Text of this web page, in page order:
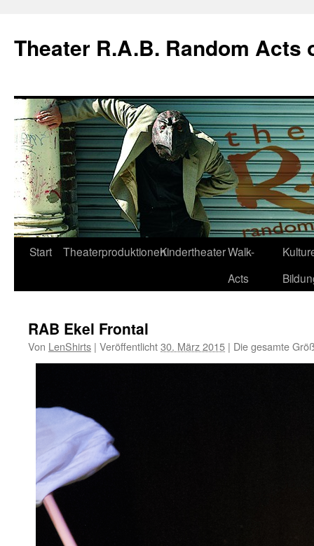
Theater R.A.B. Random Acts
Zum
Start TheaterproduktionenKindertheaterWalk-
Acts
RAB Ekel Frontal
Von LenShirts | Veröffentlicht30. März 2015 | Die gesamte